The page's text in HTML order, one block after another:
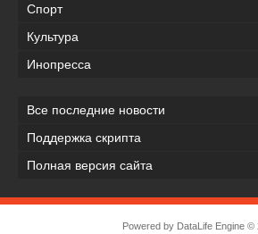
Спорт
Культура
Инопресса
Все последние новости
Поддержка скрипта
Полная версия сайта
Powered by DataLife Engine©